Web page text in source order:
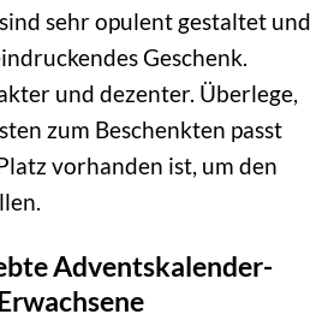
sehr opulent gestaltet und
Geschenk.
und dezenter. Überlege,
zum Beschenkten passt
vorhanden ist, um den
Adventskalender-